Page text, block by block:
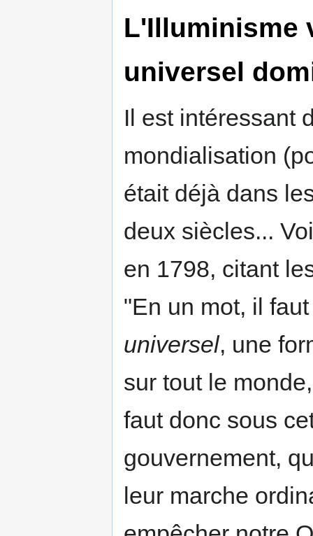
L'Illuminisme
universel
Il est intéressant
mondialisation
était déjà dans
deux siècles...
en 1798, citant
"En un mot, il
universel, une
sur tout le
faut donc sous
gouvernement,
leur marche